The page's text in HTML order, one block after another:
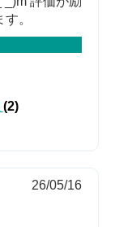
。
(2)
26/05/16